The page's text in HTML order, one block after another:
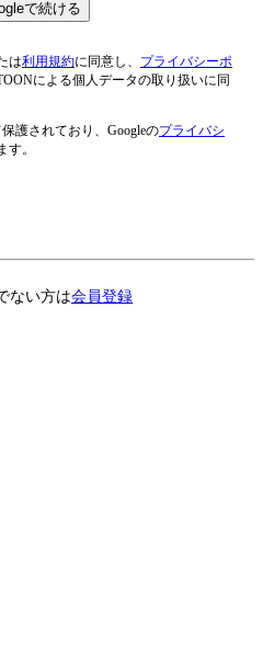
で続ける
は利用規約に同意し、 プライバシーポ
による個人データの取り扱いに同
護されており、Googleのプライバシ
す。
ない方は会員登録